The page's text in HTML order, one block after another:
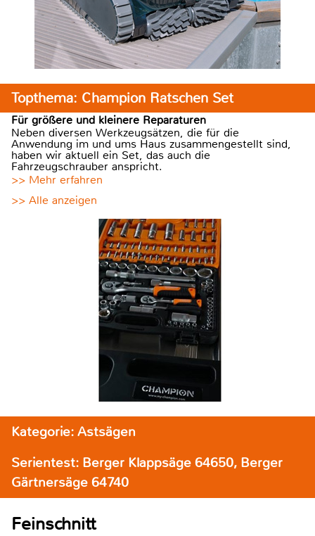
Topthema: Champion Ratschen Set
Für größere und kleinere Reparaturen
Neben diversen Werkzeugsätzen, die für die
Anwendung im und ums Haus zusammengestellt sind,
haben wir aktuell ein Set, das auch die
Fahrzeugschrauber anspricht.
>> Mehr erfahren
>> Alle anzeigen
Kategorie: Astsägen
Serientest: Berger Klappsäge 64650, Berger
Gärtnersäge 64740
Feinschnitt